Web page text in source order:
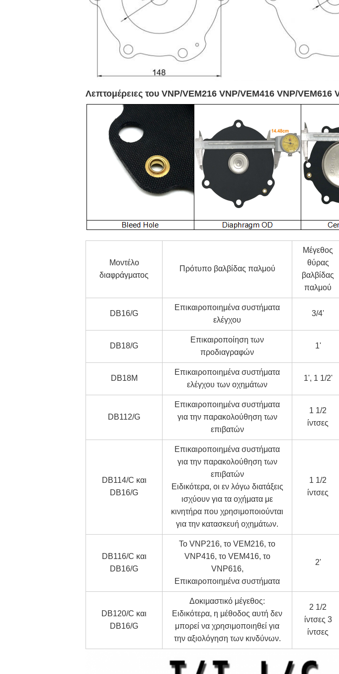
Λεπτομέρειες του VNP/VEM216 VNP/VEM416 VNP/VEM616
Μοντέλο
διαφράγματος
Πρότυπο βαλβίδας παλμού
Μέγεθος
θύρας
βαλβίδας
παλμού
DB16/G
Επικαιροποιημένα συστήματα
ελέγχου
3/4'
DB18/G
Επικαιροποίηση των
προδιαγραφών
1'
DB18M
Επικαιροποιημένα συστήματα
ελέγχου των οχημάτων
1', 1 1/2'
DB112/G
Επικαιροποιημένα συστήματα
για την παρακολούθηση των
επιβατών
1 1/2
ίντσες
DB114/C και
DB16/G
Επικαιροποιημένα συστήματα
για την παρακολούθηση των
επιβατών
Ειδικότερα, οι εν λόγω διατάξεις
ισχύουν για τα οχήματα με
κινητήρα που χρησιμοποιούνται
για την κατασκευή οχημάτων.
1 1/2
ίντσες
DB116/C και
DB16/G
Το VNP216, το VEM216, το
VNP416, το VEM416, το
VNP616,
Επικαιροποιημένα συστήματα
2'
DB120/C και
DB16/G
Δοκιμαστικό μέγεθος:
Ειδικότερα, η μέθοδος αυτή δεν
μπορεί να χρησιμοποιηθεί για
την αξιολόγηση των κινδύνων.
2 1/2
ίντσες 3
ίντσες